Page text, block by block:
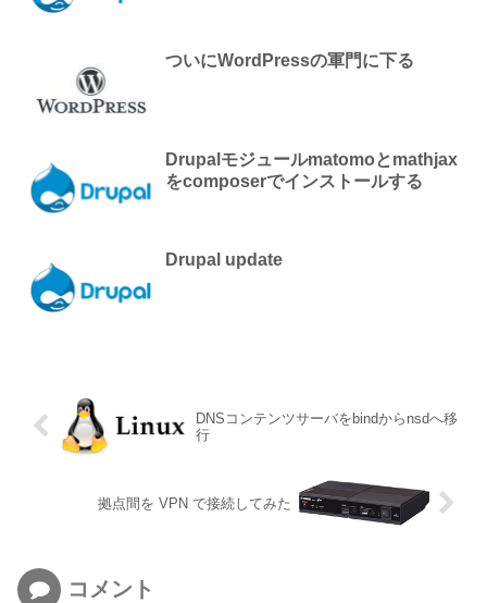
ついにWordPressの軍門に下る
Drupalモジュールmatomoとmathjax
をcomposerでインストールする
Drupal update
DNSコンテンツサーバをbindからnsdへ移
行
拠点間を VPN で接続してみた
コメント